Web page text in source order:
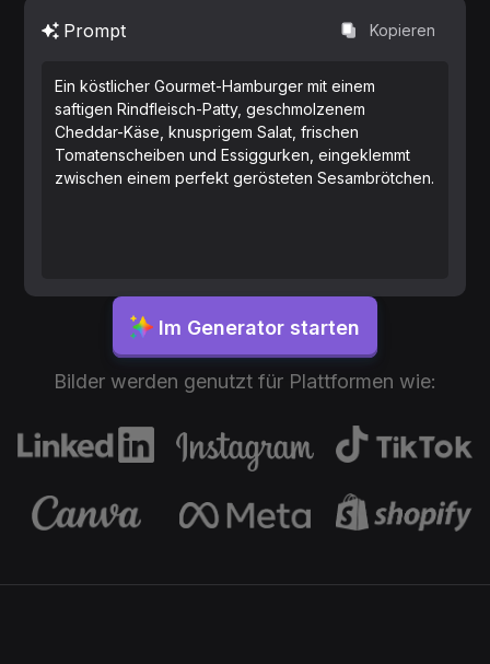
Prompt Kopieren
Ein köstlicher Gourmet-Hamburger mit einem
saftigen Rindfleisch-Patty, geschmolzenem
Cheddar-Käse, knusprigem Salat, frischen
Tomatenscheiben und Essiggurken, eingeklemmt
zwischen einem perfekt gerösteten Sesambrötchen.
Im Generator starten
Bilder werden genutzt für Plattformen wie: